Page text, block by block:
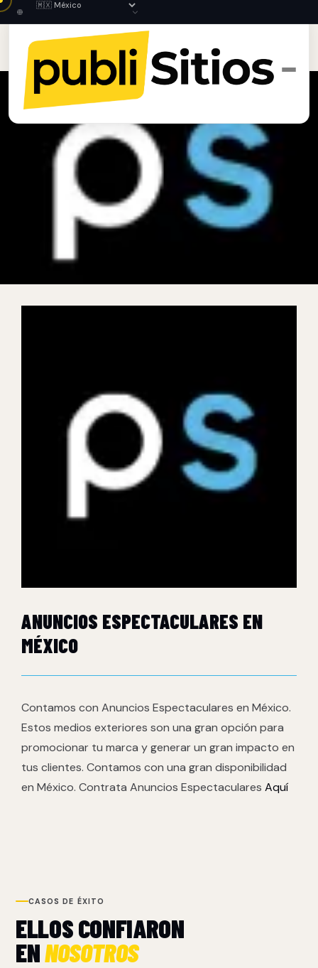
ANUNCIOS ESPECTACULARES EN
MÉXICO
Contamos con Anuncios Espectaculares en México.
Estos medios exteriores son una gran opción para
promocionar tu marca y generar un gran impacto en
tus clientes. Contamos con una gran disponibilidad
en México. Contrata Anuncios Espectaculares Aquí
CASOS DE ÉXITO
ELLOS CONFIARON
ENNOSOTROS